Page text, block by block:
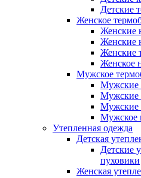
Детские
Женское
Женские
Женские
Женские
Женское
Мужское
Мужские
Мужские
Мужские
Мужское
Утепленная одежда
Детская
Детские
пуховики
Женская